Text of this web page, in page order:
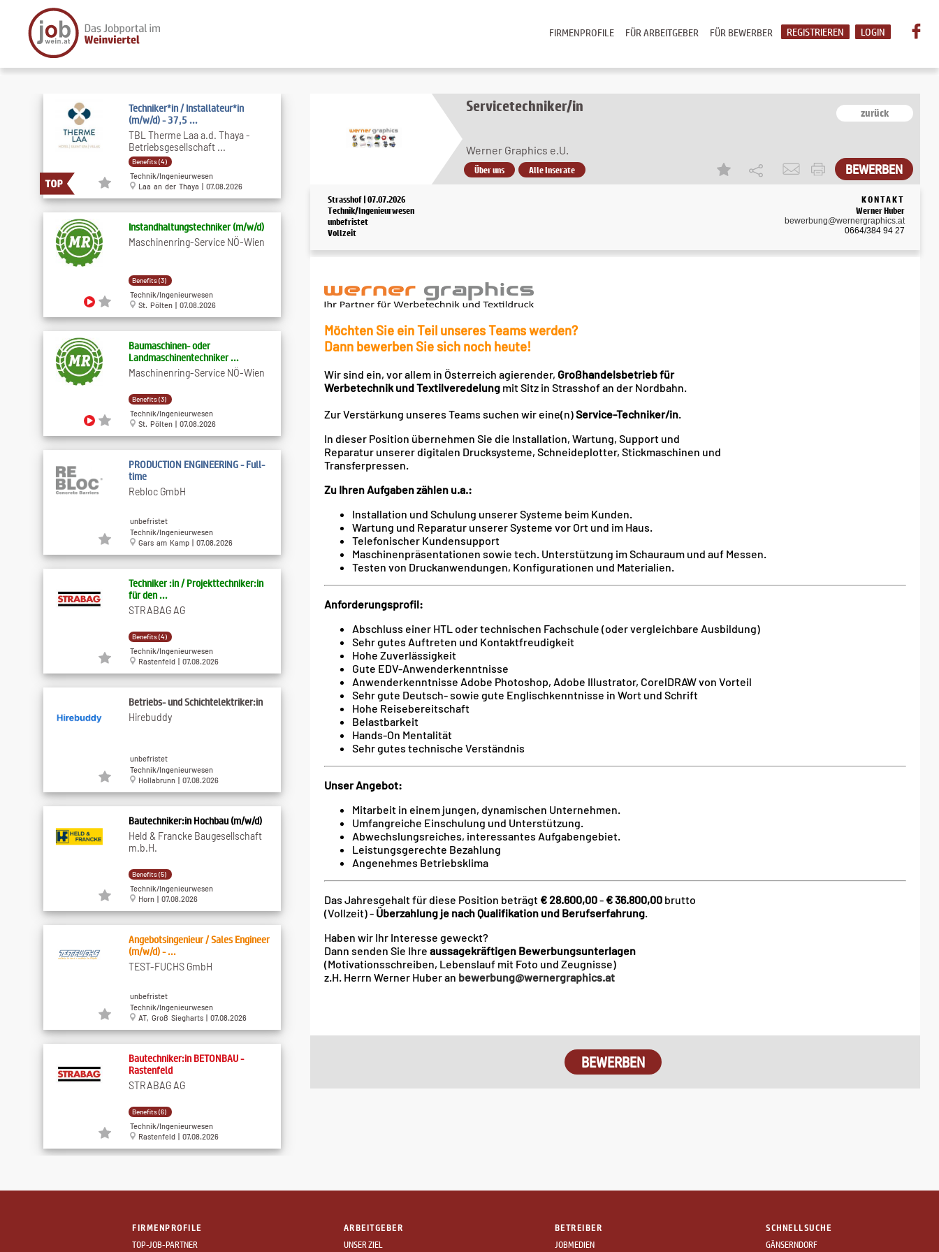
LOGIN
REGISTRIEREN
FÜR BEWERBER
FÜR ARBEITGEBER
FIRMENPROFILE
Servicetechniker/in zurück
Werner Graphics e.U.
Über uns Alle Inserate BEWERBEN
Strasshof | 07.07.2026
Technik/Ingenieurwesen
unbefristet
Vollzeit
KONTAKT
Werner Huber
bewerbung@wernergraphics.at
0664/384 94 27
Möchten Sie ein Teil unseres Teams werden?
Dann bewerben Sie sich noch heute!
Wir sind ein, vor allem in Österreich agierender, Großhandelsbetrieb für
​Werbetechnik und Textilveredelungmit Sitz in Strasshof an der Nordbahn.
Zur ​Verstärkung unseres Teams suchen wir eine(n)Service-Techniker/in.
In dieser Position übernehmen Sie die Installation, Wartung, Support und
​Reparatur unserer digitalen Drucksysteme, Schneideplotter, Stickmaschinen und
Transferpressen.
Zu Ihren Aufgaben zählen u.a.:
Installation und Schulung unserer Systeme beim Kunden.
​Wartung und Reparatur unserer Systeme vor Ort und im Haus.
​Telefonischer Kundensupport
Maschinenpräsentationen sowie tech. Unterstützung im Schauraum und auf Messen.
​Testen von Druckanwendungen, Konfigurationen und Materialien.
Anforderungsprofil:
​Abschluss einer HTL oder technischen Fachschule (oder vergleichbare Ausbildung)
​Sehr gutes Auftreten und Kontaktfreudigkeit
​Hohe Zuverlässigkeit
Gute EDV-Anwenderkenntnisse
Anwenderkenntnisse Adobe Photoshop, Adobe Illustrator, CorelDRAW von Vorteil
​Sehr gute Deutsch- sowie gute Englischkenntnisse in Wort und Schrift
​Hohe Reisebereitschaft
Belastbarkeit
​Hands-On Mentalität
​Sehr gutes technische Verständnis
Unser Angebot:
​Mitarbeit in einem jungen, dynamischen Unternehmen.
​Umfangreiche Einschulung und Unterstützung.
​Abwechslungsreiches, interessantes Aufgabengebiet.
Leistungsgerechte Bezahlung
​Angenehmes Betriebsklima
Das Jahresgehalt für diese Position beträgt € 28.600,00- € 36.800,00brutto
(Vollzeit) - Überzahlung je nach Qualifikation und Berufserfahrung.
Haben wir Ihr Interesse geweckt?
​Dann senden Sie Ihre aussagekräftigen Bewerbungsunterlagen
​(Motivationsschreiben, Lebenslauf mit Foto und Zeugnisse)
z.H. Herrn Werner Huber an bewerbung@wernergraphics.at
BEWERBEN
Techniker*in / Installateur*in
(m/w/d) - 37,5 ...
TBL Therme Laa a.d. Thaya -
Betriebsgesellschaft ...
Benefits (4)
Technik/Ingenieurwesen
Laa an der Thaya | 07.08.2026
Instandhaltungstechniker (m​/w​/d)
Maschinenring-Service NÖ-Wien
Benefits (3)
Technik/Ingenieurwesen
St. Pölten | 07.08.2026
Baumaschinen- oder
Landmaschinentechniker ...
Maschinenring-Service NÖ-Wien
Benefits (3)
Technik/Ingenieurwesen
St. Pölten | 07.08.2026
PRODUCTION ENGINEERING - Full-
time
Rebloc GmbH
unbefristet
Technik/Ingenieurwesen
Gars am Kamp | 07.08.2026
Techniker :in / Projekttechniker:in
für den ...
STRABAG AG
Benefits (4)
Technik/Ingenieurwesen
Rastenfeld | 07.08.2026
Betriebs- und Schichtelektriker:in
Hirebuddy
unbefristet
Technik/Ingenieurwesen
Hollabrunn | 07.08.2026
Bautechniker:in Hochbau (m/w/d)
Held & Francke Baugesellschaft
m.b.H.
Benefits (5)
Technik/Ingenieurwesen
Horn | 07.08.2026
Angebotsingenieur / Sales Engineer
(m/w/d) - ...
TEST-FUCHS GmbH
unbefristet
Technik/Ingenieurwesen
AT, Groß Siegharts | 07.08.2026
Bautechniker:in BETONBAU -
Rastenfeld
STRABAG AG
Benefits (6)
Technik/Ingenieurwesen
Rastenfeld | 07.08.2026
dormakaba Austria GmbH
Benefits (7)
Technik/Ingenieurwesen
FIRMENPROFILE
TOP-JOB-PARTNER
ARBEITGEBER
UNSER ZIEL
BETREIBER
JOBMEDIEN
SCHNELLSUCHE
GÄNSERNDORF